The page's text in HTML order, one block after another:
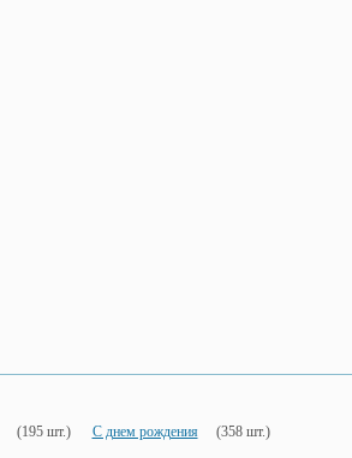
(195 шт.) С днем рождения (358 шт.)